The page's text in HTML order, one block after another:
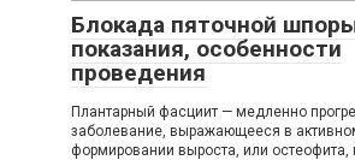
Блокада пяточной
показания, особенности
проведения
Плантарный фасциит — медленно
заболевание, выражающееся в
формировании выроста, или остеофита,